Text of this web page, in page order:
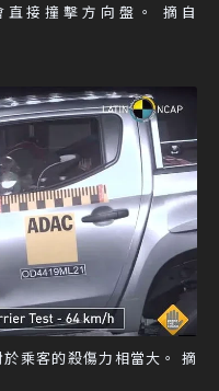
接撞擊方向盤。 摘自
乘客的殺傷力相當大。 摘